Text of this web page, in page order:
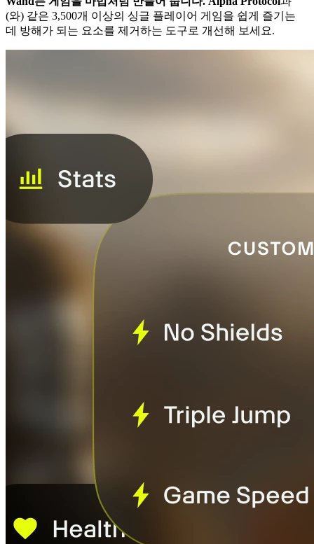
(와) 같은 3,500개 이상의 싱글 플레이어 게임을 쉽게 즐기는
데 방해가 되는 요소를 제거하는 도구로 개선해 보세요.